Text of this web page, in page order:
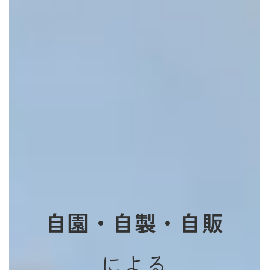
自園・自製・自販
による